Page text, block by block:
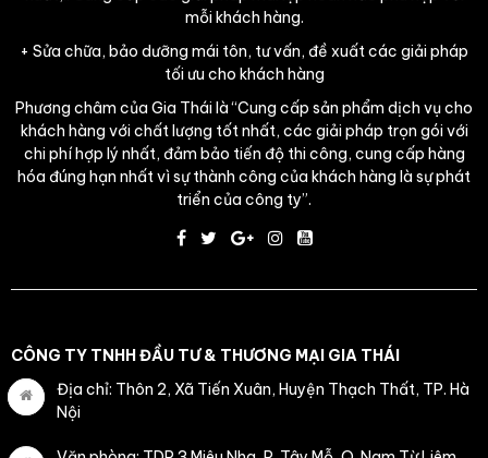
mỗi khách hàng.
+ Sửa chữa, bảo dưỡng mái tôn, tư vấn, đề xuất các giải pháp
tối ưu cho khách hàng
Phương châm của Gia Thái là “Cung cấp sản phẩm dịch vụ cho
khách hàng với chất lượng tốt nhất, các giải pháp trọn gói với
chi phí hợp lý nhất, đảm bảo tiến độ thi công, cung cấp hàng
hóa đúng hạn nhất vì sự thành công của khách hàng là sự phát
triển của công ty”.
CÔNG TY TNHH ĐẦU TƯ & THƯƠNG MẠI GIA THÁI
Địa chỉ: Thôn 2, Xã Tiến Xuân, Huyện Thạch Thất, TP. Hà
Nội